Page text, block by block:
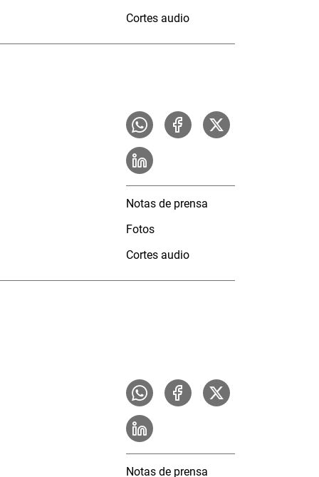
Cortes audio
Notas de prensa
Fotos
Cortes audio
Notas de prensa